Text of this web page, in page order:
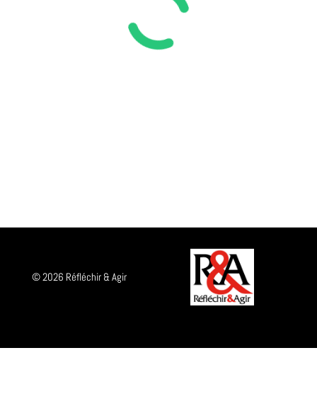
© 2026 Réfléchir & Agir